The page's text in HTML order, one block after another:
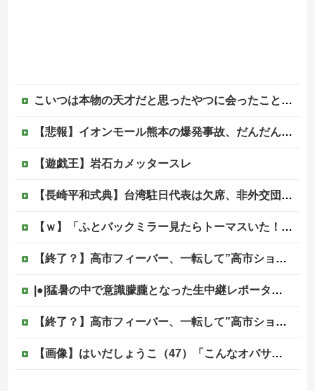
こいつは本物の天才だと思ったやつに会ったことある？
【悲報】イオンモール熊本の爆発事故、だんだんとイオン側が悪いんじゃないかという世論になってしまう
【遊戯王】岩石カメッタースレ
【長崎平和式典】台湾駐日代表は欠席、非外交団扱いに抗議※今年2026年も北朝鮮は送付対象他
【ｗ】「ふとバックミラー見たらトーマスいた！」怖すぎる画像が話題に
【終了？】高市フィーバー、一転して”高市ショック”へ…支持率も市場も急降下ｗｗｗｗｗｗｗｗ
|●|猛暑の中で意識朦朧となった生中継レポーター、それを某出演者が爆笑しながら現場レポート続行を強制する動画が再注目されて……
【終了？】高市フィーバー、一転して”高市ショック”へ…支持率も市場も急降下ｗｗｗｗｗｗｗｗ
【画像】はいだしょうこ（47）「こんなオバサンでいいの…？」